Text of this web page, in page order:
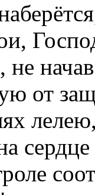
от